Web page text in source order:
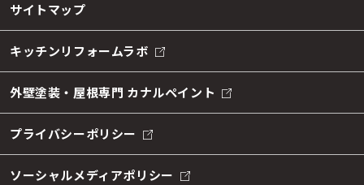
サイトマップ
キッチンリフォームラボ
外壁塗装・屋根専門 カナルペイント
プライバシーポリシー
ソーシャルメディアポリシー